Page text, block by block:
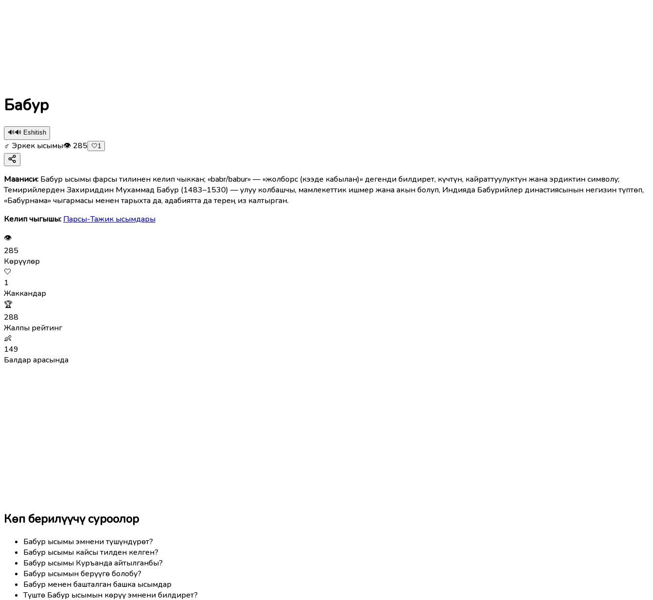
Бабур
🔊🔊 Eshitish
♂ Эркек ысымы👁 285 🤍1
Мааниcи: Бабур ысымы фарсы тилинен келип чыккан; «babr/babur» — «жолборс (кээде кабылан)» дегенди билдирет, күчтүн, кайраттуулуктун жана эрдиктин символу;
Темирийлерден Захириддин Мухаммад Бабур (1483–1530) — улуу колбашчы, мамлекеттик ишмер жана акын болуп, Индияда Бабурийлер династиясынын негизин түптөп,
«Бабурнама» чыгармасы менен тарыхта да, адабиятта да терең из калтырган.
Келип чыгышы: Парсы-Тажик ысымдары
👁
285
Көрүүлөр
🤍
1
Жаккандар
🏆
288
Жалпы рейтинг
👶
149
Балдар арасында
Көп берилүүчү суроолор
Бабур ысымы эмнени түшүндүрөт?
Бабур ысымы кайсы тилден келген?
Бабур ысымы Куръанда айтылганбы?
Бабур ысымын берүүгө болобу?
Бабур менен башталган башка ысымдар
Түштө Бабур ысымын көрүү эмнени билдирет?